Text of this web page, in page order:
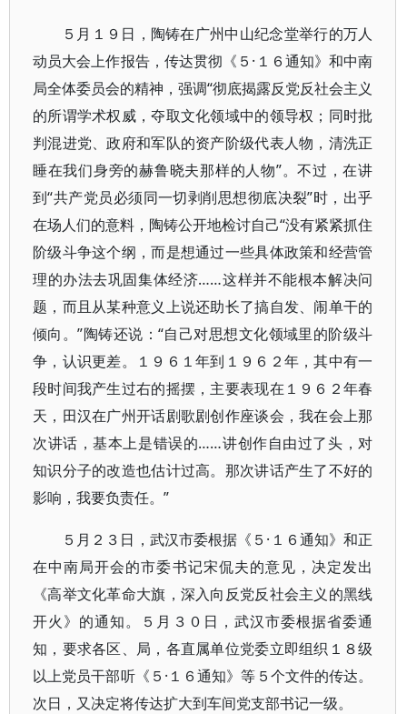
５月１９日，陶铸在广州中山纪念堂举行的万人
动员大会上作报告，传达贯彻《５·１６通知》和中南
局全体委员会的精神，强调“彻底揭露反党反社会主义
的所谓学术权威，夺取文化领域中的领导权；同时批
判混进党、政府和军队的资产阶级代表人物，清洗正
睡在我们身旁的赫鲁晓夫那样的人物”。不过，在讲
到“共产党员必须同一切剥削思想彻底决裂”时，出乎
在场人们的意料，陶铸公开地检讨自己“没有紧紧抓住
阶级斗争这个纲，而是想通过一些具体政策和经营管
理的办法去巩固集体经济……这样并不能根本解决问
题，而且从某种意义上说还助长了搞自发、闹单干的
倾向。”陶铸还说：“自己对思想文化领域里的阶级斗
争，认识更差。１９６１年到１９６２年，其中有一
段时间我产生过右的摇摆，主要表现在１９６２年春
天，田汉在广州开话剧歌剧创作座谈会，我在会上那
次讲话，基本上是错误的……讲创作自由过了头，对
知识分子的改造也估计过高。那次讲话产生了不好的
影响，我要负责任。”
５月２３日，武汉市委根据《５·１６通知》和正
在中南局开会的市委书记宋侃夫的意见，决定发出
《高举文化革命大旗，深入向反党反社会主义的黑线
开火》的通知。５月３０日，武汉市委根据省委通
知，要求各区、局，各直属单位党委立即组织１８级
以上党员干部听《５·１６通知》等５个文件的传达。
次日，又决定将传达扩大到车间党支部书记一级。